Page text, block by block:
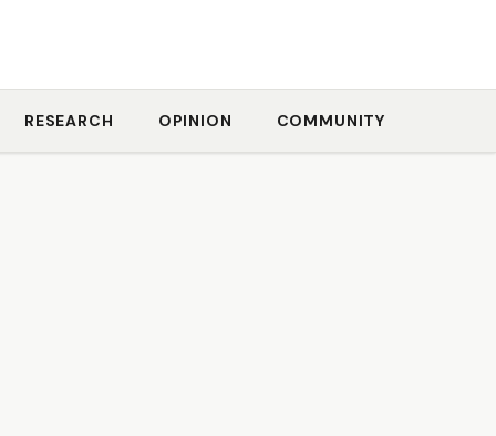
RESEARCH OPINION COMMUNITY